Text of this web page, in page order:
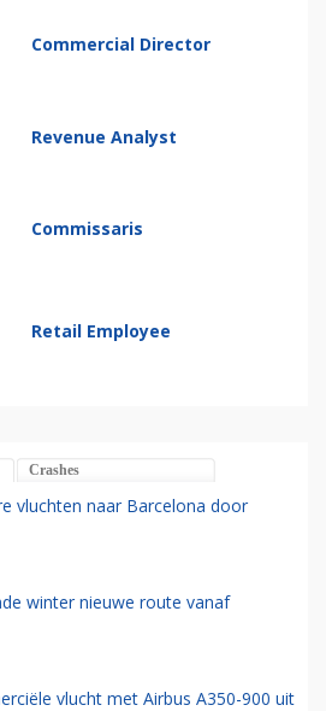
Commercial Director
Revenue Analyst
Commissaris
Retail Employee
Crashes
vluchten naar Barcelona door
winter nieuwe route vanaf
vlucht met Airbus A350-900 uit